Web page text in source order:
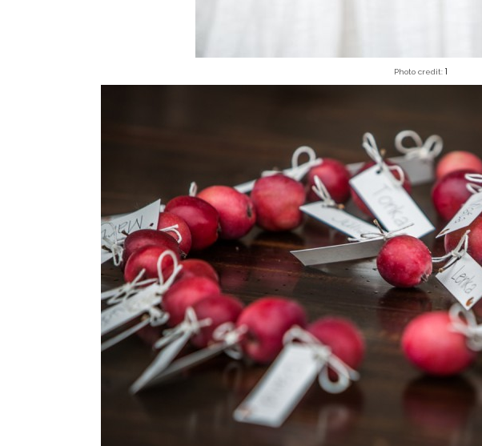
Photo credit:1